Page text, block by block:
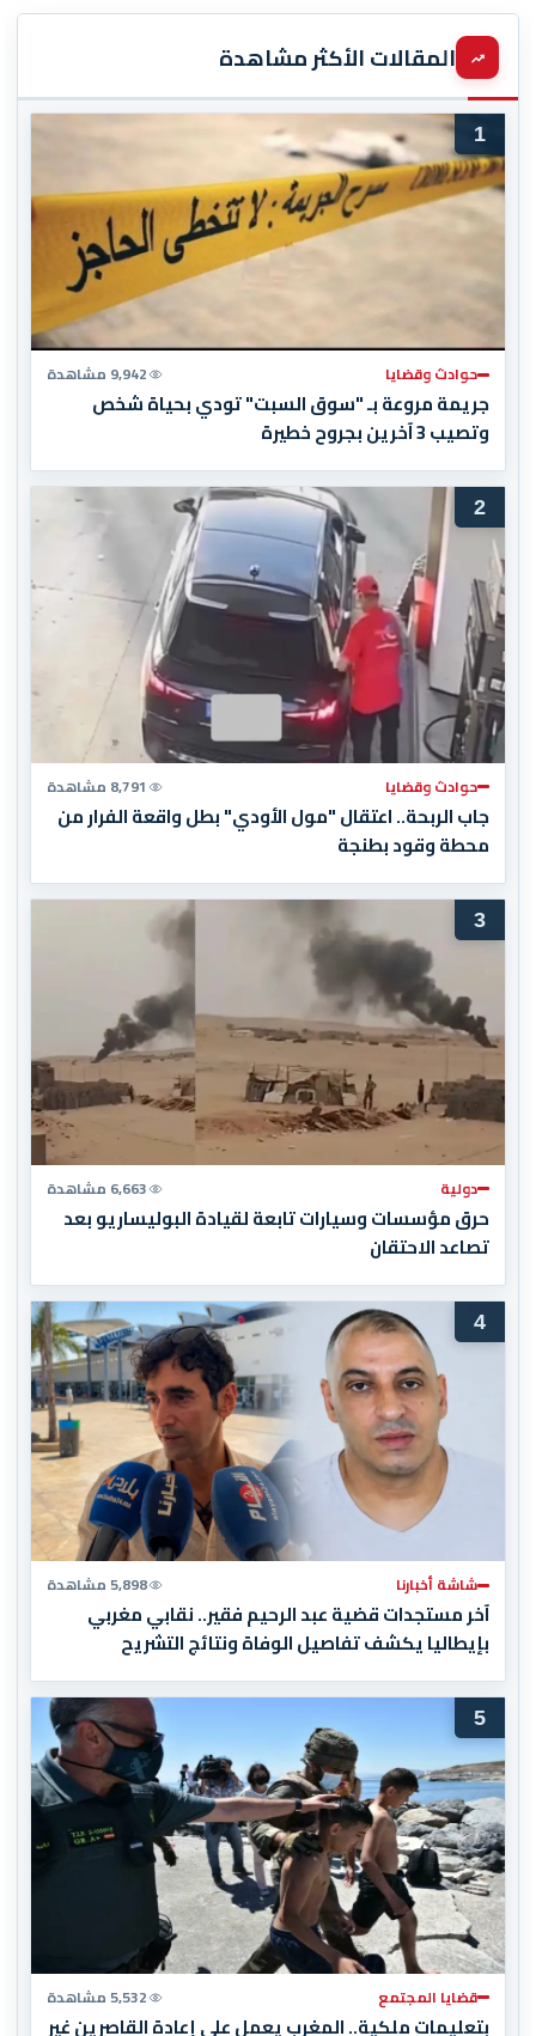
المقالات الأكثر مشاهدة
1
حوادث وقضايا 9,942 مشاهدة
جريمة مروعة بـ "سوق السبت" تودي بحياة شخص
وتصيب 3 آخرين بجروح خطيرة
2
حوادث وقضايا 8,791 مشاهدة
جاب الربحة.. اعتقال "مول الأودي" بطل واقعة الفرار من
محطة وقود بطنجة
3
دولية 6,663 مشاهدة
حرق مؤسسات وسيارات تابعة لقيادة البوليساريو بعد
تصاعد الاحتقان
4
شاشة أخبارنا 5,898 مشاهدة
آخر مستجدات قضية عبد الرحيم فقير.. نقابي مغربي
بإيطاليا يكشف تفاصيل الوفاة ونتائج التشريح
5
قضايا المجتمع 5,532 مشاهدة
بتعليمات ملكية.. المغرب يعمل على إعادة القاصرين غير